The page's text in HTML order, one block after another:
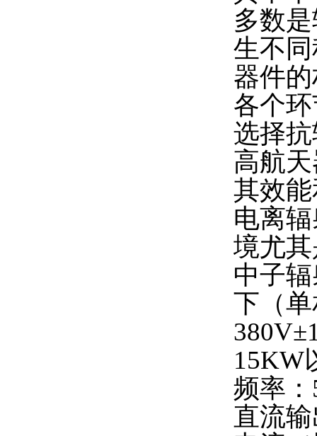
多数
生不
器件
各个
选择
高航
其效
电离
境尤
中子
下（
15KW
频率：
直流